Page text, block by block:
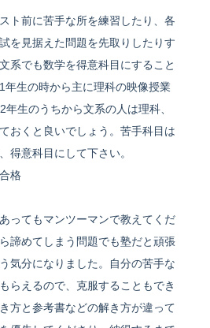
ト前に苦手な所を練習したり、各
を見据えた問題を先取りしたりす
系でも数学を得意科目にすること
年生の時から主に理科の映像授業
年生のうちから文系の人は理科、
おくと良いでしょう。苦手科目は
得意科目にして下さい。
格
ってもマンツーマンで教えてくだ
諦めてしまう問題でも塾だと頑張
気分になりました。自分の苦手な
らえるので、克服することもでき
方と参考書などの解き方が違って